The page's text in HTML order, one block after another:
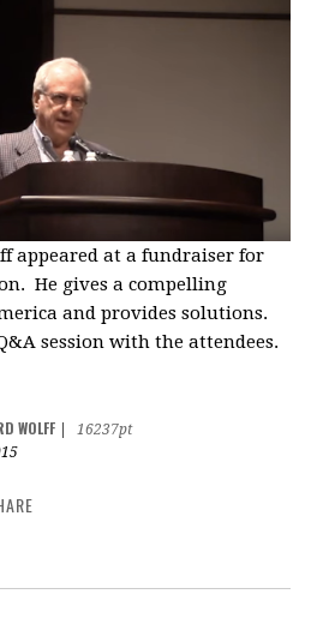
appeared at a fundraiser for
He gives a compelling
and provides solutions.
session with the attendees.
WOLFF
16237pt